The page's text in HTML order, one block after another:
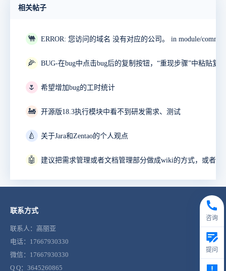
相关帖子
🐫
🌽
🌷 希望增加bug的工时统计
🚂 开源版18.3执行模块中看不到研发需求、测试
🍐 关于Jara和Zentao的个人观点
🤖
联系方式
联系人：高丽亚
电话：17667930330
微信：17667930330
Q Q：3645260865
咨询
提问